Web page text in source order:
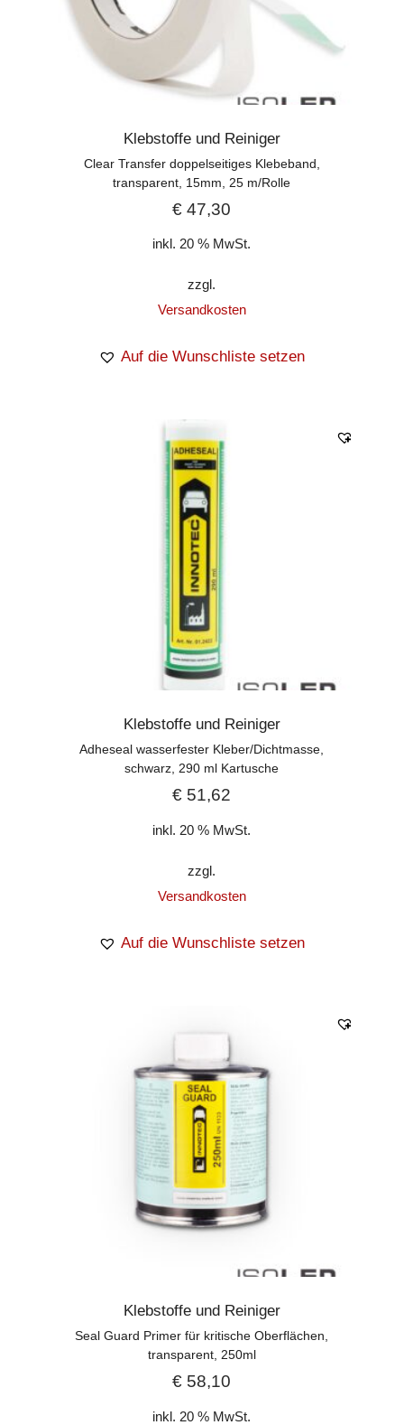
Klebstoffe und Reiniger
Clear Transfer doppelseitiges Klebeband,
transparent, 15mm, 25 m/Rolle
€ 47,30
inkl. 20 % MwSt.
zzgl.
Versandkosten
Auf die Wunschliste setzen
Klebstoffe und Reiniger
Adheseal wasserfester Kleber/Dichtmasse,
schwarz, 290 ml Kartusche
€ 51,62
inkl. 20 % MwSt.
zzgl.
Versandkosten
Auf die Wunschliste setzen
Klebstoffe und Reiniger
Seal Guard Primer für kritische Oberflächen,
transparent, 250ml
€ 58,10
inkl. 20 % MwSt.